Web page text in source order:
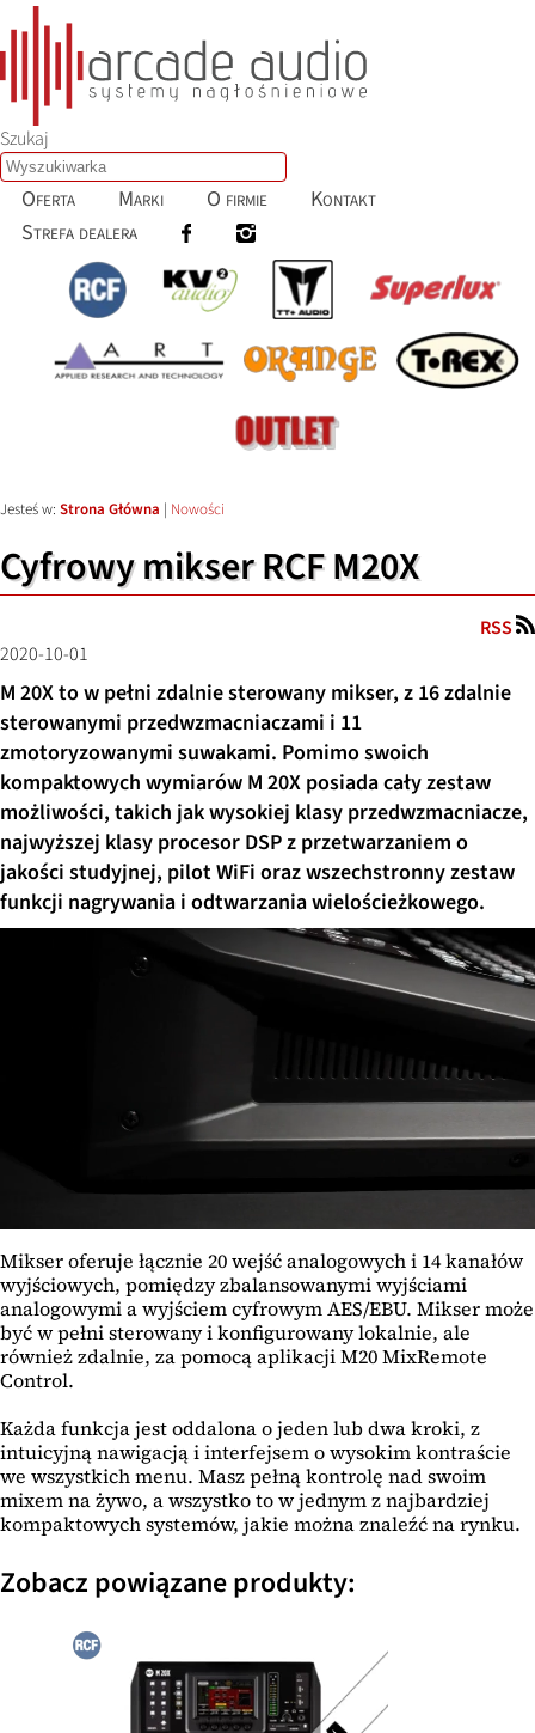
Szukaj
Oferta Marki O firmie
Kontakt
Strefa dealera
Jesteś w: Strona Główna | Nowości
Cyfrowy mikser RCF M20X
RSS
2020-10-01
M 20X to w pełni zdalnie sterowany mikser, z 16 zdalnie
sterowanymi przedwzmacniaczami i 11
zmotoryzowanymi suwakami. Pomimo swoich
kompaktowych wymiarów M 20X posiada cały zestaw
możliwości, takich jak wysokiej klasy przedwzmacniacze,
najwyższej klasy procesor DSP z przetwarzaniem o
jakości studyjnej, pilot WiFi oraz wszechstronny zestaw
funkcji nagrywania i odtwarzania wielościeżkowego.
Mikser oferuje łącznie 20 wejść analogowych i 14 kanałów
wyjściowych, pomiędzy zbalansowanymi wyjściami
analogowymi a wyjściem cyfrowym AES/EBU. Mikser może
być w pełni sterowany i konfigurowany lokalnie, ale
również zdalnie, za pomocą aplikacji M20 MixRemote
Control.
Każda funkcja jest oddalona o jeden lub dwa kroki, z
intuicyjną nawigacją i interfejsem o wysokim kontraście
we wszystkich menu. Masz pełną kontrolę nad swoim
mixem na żywo, a wszystko to w jednym z najbardziej
kompaktowych systemów, jakie można znaleźć na rynku.
Zobacz powiązane produkty: